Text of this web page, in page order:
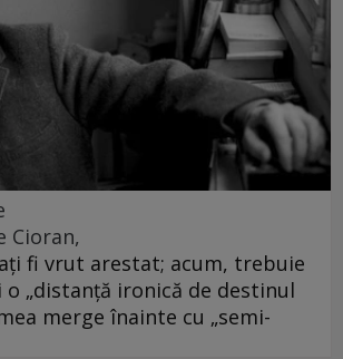
Cioran,
fi vrut arestat; acum, trebuie
o „distanță ironică de destinul
merge înainte cu „semi-